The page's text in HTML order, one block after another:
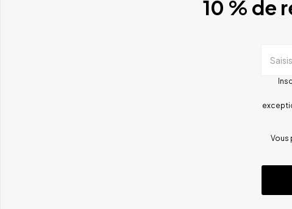
10 % de
Vous